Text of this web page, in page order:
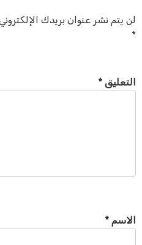
لن يتم نشر عنوان بريدك
*
التعليق *
الاسم *